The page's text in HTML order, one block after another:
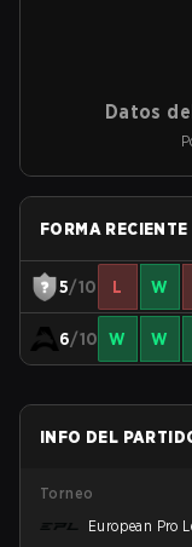
Datos
FORMA RECIENTE
5/10 L W
6/10 W W
INFO DEL
Torneo
European Pro